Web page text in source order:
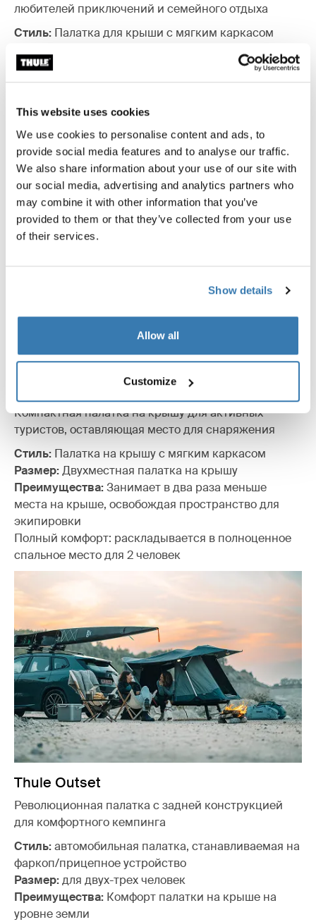
This website uses cookies
We use cookies to personalise content and ads, to
provide social media features and to analyse our traffic.
We also share information about your use of our site with
our social media, advertising and analytics partners who
may combine it with other information that you’ve
provided to them or that they’ve collected from your use
of their services.
Show details
Allow all
Customize
любителей приключений и семейного отдыха
Стиль: Палатка для крыши с мягким каркасом
человека
Преимущества:просторная с большими
Простая установка (3 минуты)
Компактная палатка на крышу для активных
туристов, оставляющая место для снаряжения
Стиль: Палатка на крышу с мягким каркасом
Размер:Двухместная палатка на крышу
Преимущества:Занимает в два раза меньше
места на крыше, освобождая пространство для
экипировки
Полный комфорт: раскладывается в полноценное
спальное место для 2 человек
Thule Outset
Революционная палатка с задней конструкцией
для комфортного кемпинга
Стиль:автомобильная палатка, станавливаемая на
фаркоп/прицепное устройство
Размер:для двух-трех человек
Преимущества: Комфорт палатки на крыше на
уровне земли